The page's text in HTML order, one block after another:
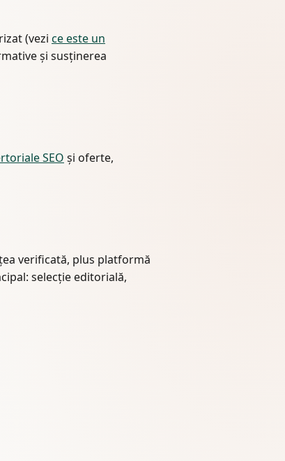
(vezi ce este un
și susținerea
SEO și oferte,
verificată, plus platformă
selecție editorială,